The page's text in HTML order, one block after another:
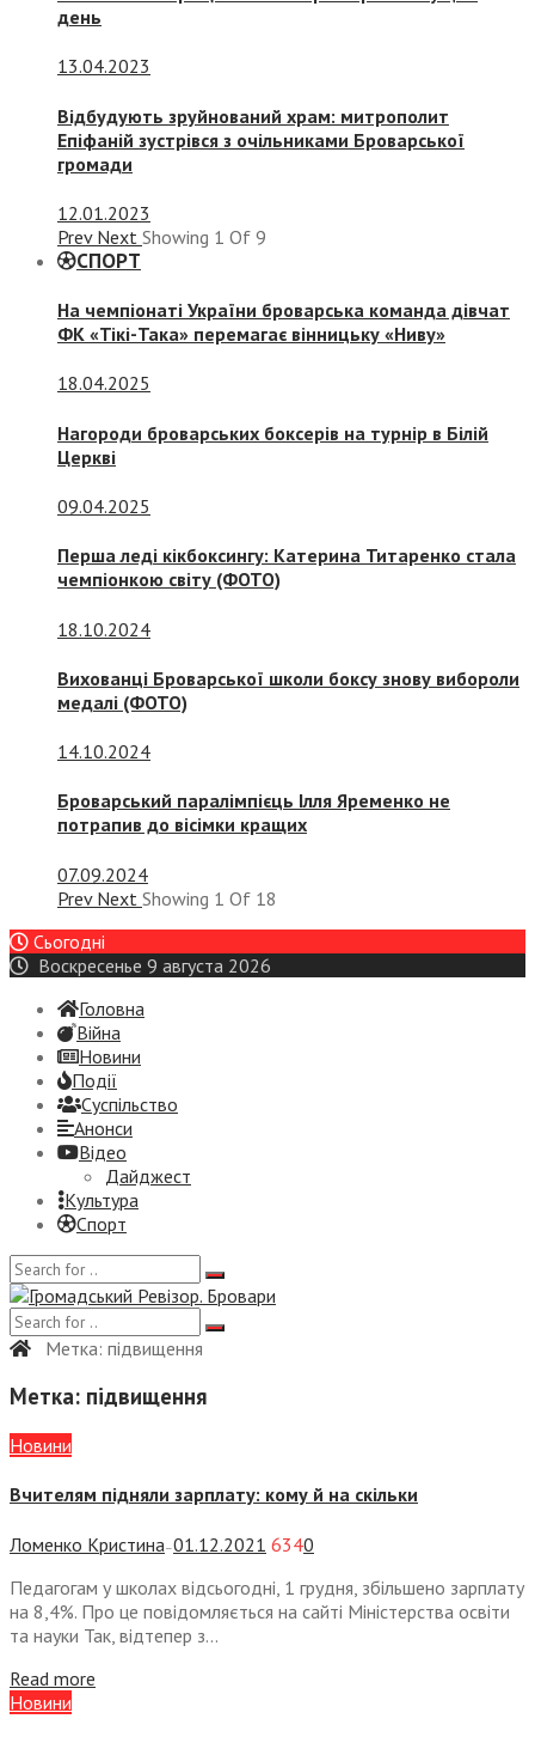
день
13.04.2023
Відбудують зруйнований храм: митрополит
Епіфаній зустрівся з очільниками Броварської
громади
12.01.2023
Prev Next Showing 1 Of 9
СПОРТ
На чемпіонаті України броварська команда дівчат
ФК «Тікі-Така» перемагає вінницьку «Ниву»
18.04.2025
Нагороди броварських боксерів на турнір в Білій
Церкві
09.04.2025
Перша леді кікбоксингу: Катерина Титаренко стала
чемпіонкою світу (ФОТО)
18.10.2024
Вихованці Броварської школи боксу знову вибороли
медалі (ФОТО)
14.10.2024
Броварський паралімпієць Ілля Яременко не
потрапив до вісімки кращих
07.09.2024
Prev Next Showing 1 Of 18
Сьогодні
Воскресенье 9 августа 2026
Головна
Війна
Новини
Події
Суспiльство
Анонси
Відео
Дайджест
Культура
Спорт
Метка: підвищення
Метка: підвищення
Новини
Вчителям підняли зарплату: кому й на скільки
Ломенко Кристина —01.12.2021 6340
Педагогам у школах відсьогодні, 1 грудня, збільшено зарплату
на 8,4%. Про це повідомляється на сайті Міністерства освіти
та науки Так, відтепер з...
Read more
Новини